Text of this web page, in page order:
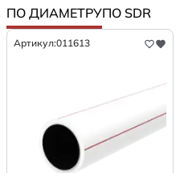
ПО ДИАМЕТРУПО SDR
Артикул:011613